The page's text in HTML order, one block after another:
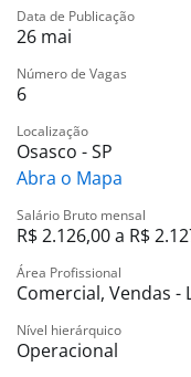
Data de Publicação
26 mai
Número de Vagas
6
Localização
Osasco - SP
Abra o Mapa
Salário Bruto mensal
R$ 2.126,00 a R$
Área Profissional
Comercial, Vendas -
Nível hierárquico
Operacional